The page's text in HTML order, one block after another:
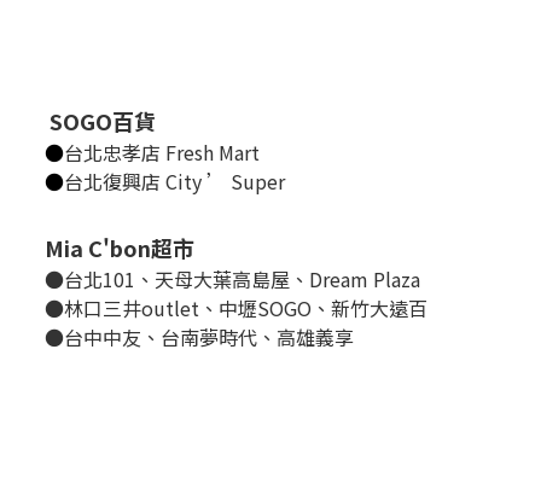
SOGO百貨
●台北忠孝店 Fresh Mart
●台北復興店 City ’ Super
Mia C'bon超市
●台北101、天母大葉高島屋、Dream Plaza
●林口三井outlet、中壢SOGO、新竹大遠百
●台中中友、台南夢時代、高雄義享